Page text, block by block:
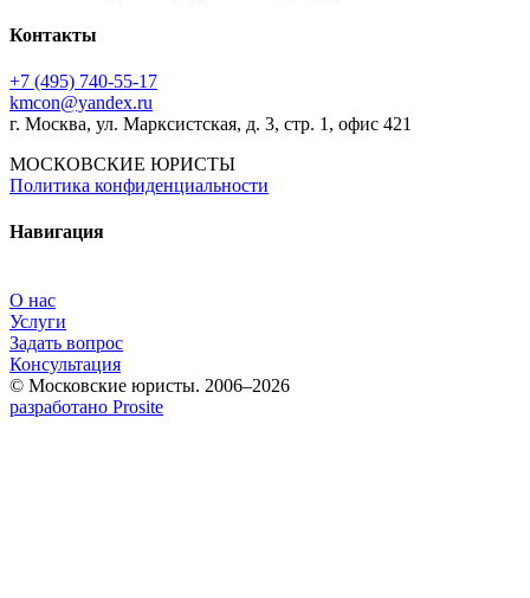
Контакты
+7 (495) 740‑55‑17
kmcon@yandex.ru
г. Москва, ул. Марксистская, д. 3, стр. 1, офис 421
МОСКОВСКИЕ ЮРИСТЫ
Политика конфиденциальности
Навигация
О нас
Услуги
Задать вопрос
Консультация
© Московские юристы. 2006–2026
разработано Prosite